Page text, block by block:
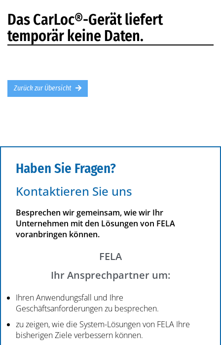
Das CarLoc®-Gerät liefert
temporär keine Daten.
Zurück zur Übersicht
Haben Sie Fragen?
Kontaktieren Sie uns
Besprechen wir gemeinsam, wie wir Ihr
Unternehmen mit den Lösungen von FELA
voranbringen können.
FELA
Ihr Ansprechpartner um:
Ihren Anwendungsfall und Ihre
Geschäftsanforderungen zu besprechen.
zu zeigen, wie die System-Lösungen von FELA Ihre
bisherigen Ziele verbessern können.